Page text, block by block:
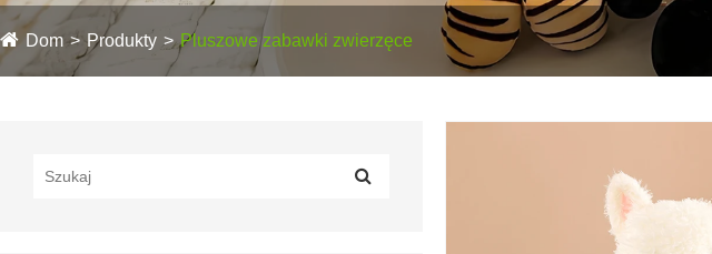
Dom Produkty Pluszowe zabawki zwierzęce